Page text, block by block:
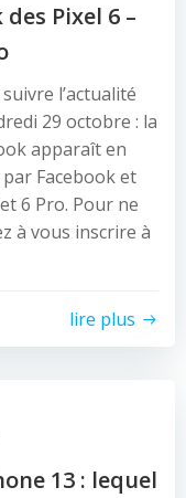
Pixel 6 –
l’actualité
29 octobre : la
apparaît en
Facebook et
6 Pro. Pour ne
à vous inscrire à
lire plus
13 : lequel